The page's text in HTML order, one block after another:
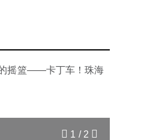
的摇篮——卡丁车！珠海
2 / 2